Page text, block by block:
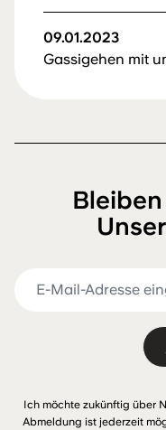
09.01.2023
Gassigehen mit
Ich möchte zukünftig über
Abmeldung ist jederzeit